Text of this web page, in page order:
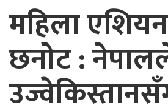
महिला
छनोट :